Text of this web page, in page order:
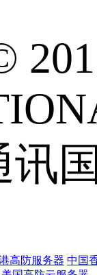
讯
高防服务器 中国